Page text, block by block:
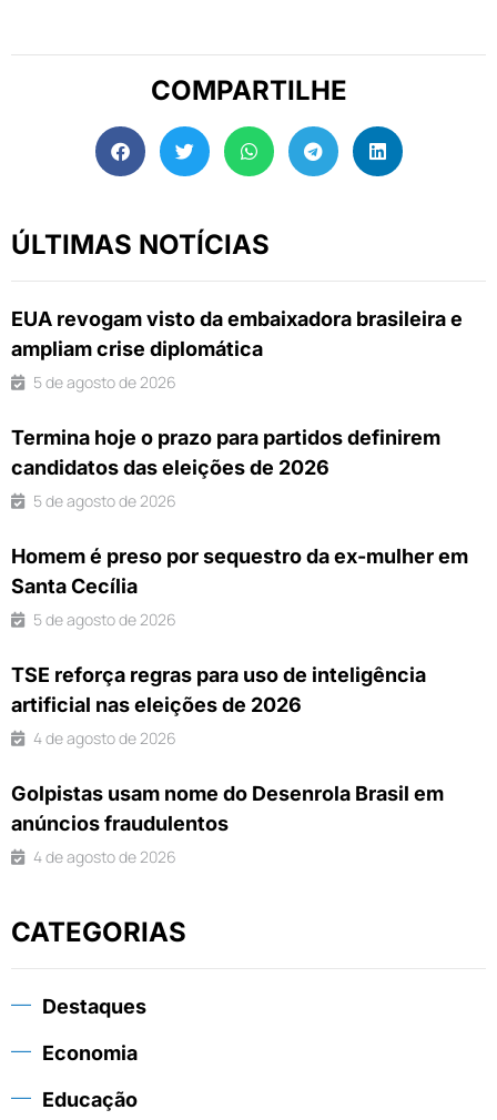
COMPARTILHE
ÚLTIMAS NOTÍCIAS
EUA revogam visto da embaixadora brasileira e
ampliam crise diplomática
5 de agosto de 2026
Termina hoje o prazo para partidos definirem
candidatos das eleições de 2026
5 de agosto de 2026
Homem é preso por sequestro da ex-mulher em
Santa Cecília
5 de agosto de 2026
TSE reforça regras para uso de inteligência
artificial nas eleições de 2026
4 de agosto de 2026
Golpistas usam nome do Desenrola Brasil em
anúncios fraudulentos
4 de agosto de 2026
CATEGORIAS
Destaques
Economia
Educação